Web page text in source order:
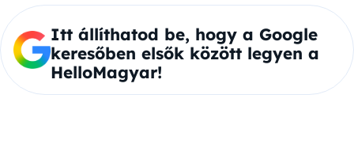
Itt állíthatod be, hogy a Google
keresőben elsők között legyen a
HelloMagyar!